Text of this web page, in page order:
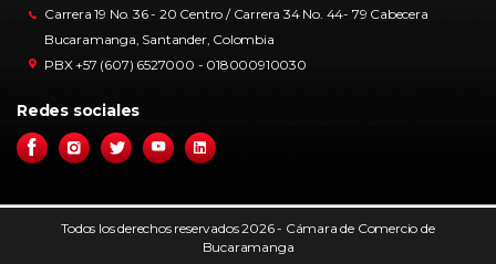
Carrera 19 No. 36 - 20 Centro / Carrera 34 No. 44- 79 Cabecera
Bucaramanga, Santander, Colombia
PBX +57 (607) 6527000 - 018000910030
Redes sociales
Todos los derechos reservados 2026 - Cámara de Comercio de
Bucaramanga